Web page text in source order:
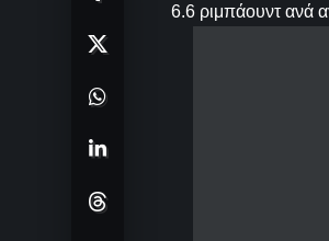
6.6 ριμπάουντ ανά